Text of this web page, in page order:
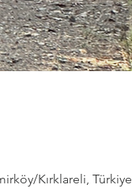
Kırklareli, Türkiye